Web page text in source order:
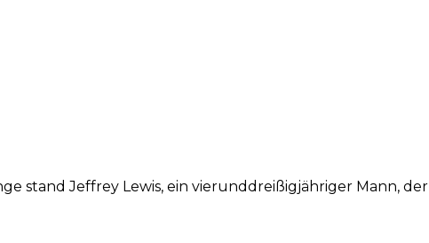
stand Jeffrey Lewis, ein vierunddreißigjähriger Mann, der